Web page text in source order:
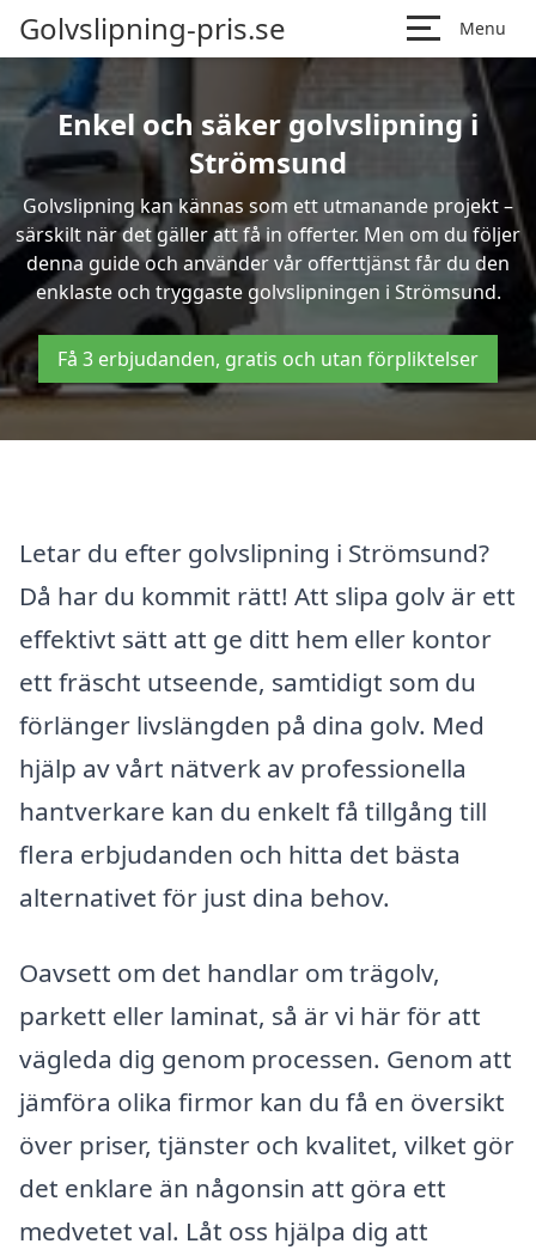
Golvslipning-pris.se Menu
Enkel och säker golvslipning i
Strömsund
Golvslipning kan kännas som ett utmanande projekt –
särskilt när det gäller att få in offerter. Men om du följer
denna guide och använder vår offerttjänst får du den
enklaste och tryggaste golvslipningen i Strömsund.
Få 3 erbjudanden, gratis och utan förpliktelser
Letar du efter golvslipning i Strömsund?
Då har du kommit rätt! Att slipa golv är ett
effektivt sätt att ge ditt hem eller kontor
ett fräscht utseende, samtidigt som du
förlänger livslängden på dina golv. Med
hjälp av vårt nätverk av professionella
hantverkare kan du enkelt få tillgång till
flera erbjudanden och hitta det bästa
alternativet för just dina behov.
Oavsett om det handlar om trägolv,
parkett eller laminat, så är vi här för att
vägleda dig genom processen. Genom att
jämföra olika firmor kan du få en översikt
över priser, tjänster och kvalitet, vilket gör
det enklare än någonsin att göra ett
medvetet val. Låt oss hjälpa dig att